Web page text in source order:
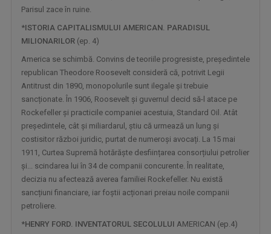
Adevărat omagiu adus comediei românești de ...
VORBEŞTE CORECT!
„Să dedicăm măcar 5 minute limbii române!” ...
Parisul zace în ruine.
*ISTORIA CAPITALISMULUI AMERICAN. PARADISUL
MILIONARILOR(ep. 4)
America se schimbă. Convins de teoriile progresiste, președintele
republican Theodore Roosevelt consideră că, potrivit Legii
Antitrust din 1890, monopolurile sunt ilegale și trebuie
sancționate. În 1906, Roosevelt și guvernul decid să-l atace pe
Rockefeller și practicile companiei acestuia, Standard Oil. Atât
președintele, cât și miliardarul, știu că urmează un lung și
costisitor război juridic, purtat de numeroși avocați. La 15 mai
1911, Curtea Supremă hotărăște desființarea consorțiului petrolier
și... scindarea lui în 34 de companii concurente. În realitate,
decizia nu afectează averea familiei Rockefeller. Nu există
sancțiuni financiare, iar foștii acționari preiau noile companii
petroliere.
*HENRY FORD. INVENTATORUL SECOLULUI AMERICAN (ep.4)